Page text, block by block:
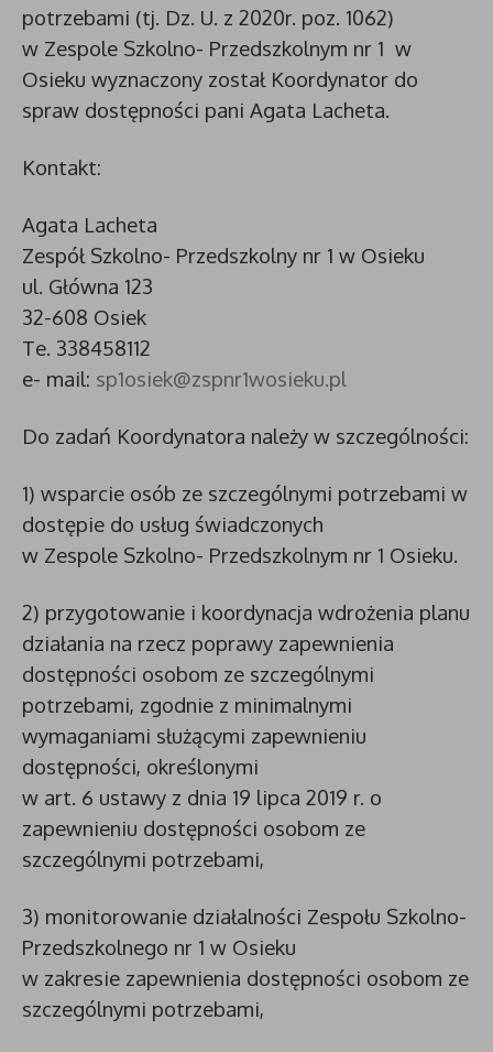
potrzebami (tj. Dz. U. z 2020r. poz. 1062)
w Zespole Szkolno- Przedszkolnym nr 1 w
Osieku wyznaczony został Koordynator do
spraw dostępności pani Agata Lacheta.
Kontakt:
Agata Lacheta
Zespół Szkolno- Przedszkolny nr 1 w Osieku
ul. Główna 123
32-608 Osiek
Te. 338458112
e- mail: sp1osiek@zspnr1wosieku.pl
Do zadań Koordynatora należy w szczególności:
1) wsparcie osób ze szczególnymi potrzebami w
dostępie do usług świadczonych
w Zespole Szkolno- Przedszkolnym nr 1 Osieku.
2) przygotowanie i koordynacja wdrożenia planu
działania na rzecz poprawy zapewnienia
dostępności osobom ze szczególnymi
potrzebami, zgodnie z minimalnymi
wymaganiami służącymi zapewnieniu
dostępności, określonymi
w art. 6 ustawy z dnia 19 lipca 2019 r. o
zapewnieniu dostępności osobom ze
szczególnymi potrzebami,
3) monitorowanie działalności Zespołu Szkolno-
Przedszkolnego nr 1 w Osieku
w zakresie zapewnienia dostępności osobom ze
szczególnymi potrzebami,